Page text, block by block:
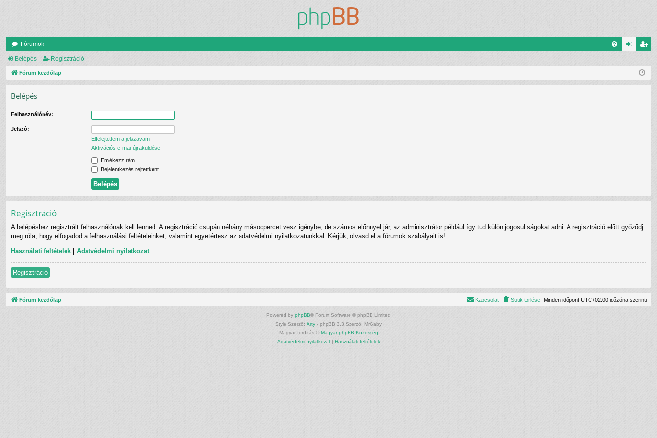
Fórumok
is
Belépés Regisztráció
Fórum kezdőlap
Belépés
Felhasználónév:
Jelszó:
Elfelejtettem a jelszavam
Aktivációs e-mail újraküldése
Emlékezz rám
Bejelentkezés rejtettként
Regisztráció
A belépéshez regisztrált felhasználónak kell lenned. A regisztráció csupán néhány másodpercet vesz igénybe, de számos előnnyel jár, az adminisztrátor például így tud külön jogosultságokat adni. A regisztráció előtt győződj
meg róla, hogy elfogadod a felhasználási feltételeinket, valamint egyetértesz az adatvédelmi nyilatkozatunkkal. Kérjük, olvasd el a fórumok szabályait is!
Használati feltételek | Adatvédelmi nyilatkozat
Regisztráció
Fórum kezdőlap Minden időpont UTC+02:00 időzóna szerinti
Sütik törlése
Kapcsolat
Powered by phpBB® Forum Software © phpBB Limited
Style Szerző: Arty - phpBB 3.3 Szerző: MrGaby
Magyar fordítás © Magyar phpBB Közösség
Adatvédelmi nyilatkozat| Használati feltételek